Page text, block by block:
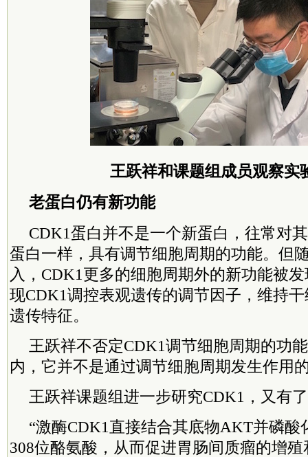
王跃祥和课题组成员观察实
老蛋白仍有新功能
CDK1蛋白并不是一个新蛋白，往常对
蛋白一样，具有调节细胞周期的功能。但
入，CDK1更多的细胞周期外的新功能被
现CDK1调控表观遗传的调节因子，维持
遗传特征。
王跃祥不否定CDK1调节细胞周期的功
内，它并不是通过调节细胞周期发生作用
王跃祥课题组进一步研究CDK1，又有
“激酶CDK1直接结合其底物AKT并磷酸
308位酪氨酸，从而促进胃肠间质瘤的增